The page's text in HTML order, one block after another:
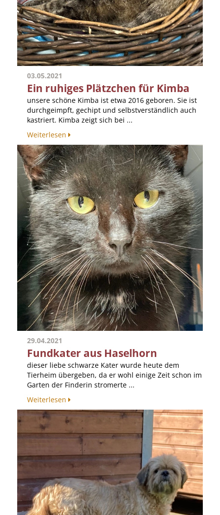
03.05.2021
Ein ruhiges Plätzchen für Kimba
unsere schöne Kimba ist etwa 2016 geboren. Sie ist
durchgeimpft, gechipt und selbstverständlich auch
kastriert. Kimba zeigt sich bei ...
Weiterlesen
29.04.2021
Fundkater aus Haselhorn
dieser liebe schwarze Kater wurde heute dem
Tierheim übergeben, da er wohl einige Zeit schon im
Garten der Finderin stromerte ...
Weiterlesen